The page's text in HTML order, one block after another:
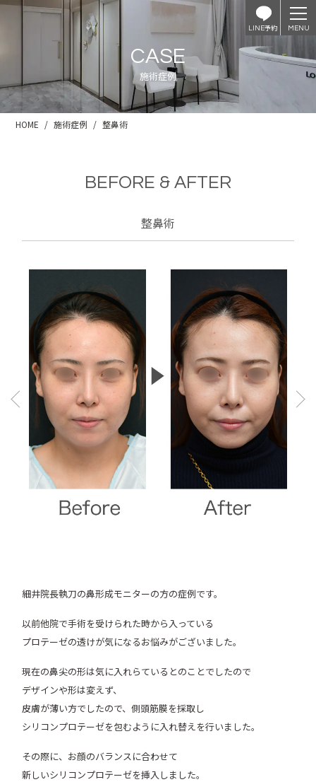
LINE予約
CASE
施術症例
HOME 施術症例 整鼻術
BEFORE & AFTER
整鼻術
Pre
vio
Ne
xt
細井院長執刀の鼻形成モニターの方の症例です。
以前他院で手術を受けられた時から入っている
プロテーゼの透けが気になるお悩みがございました。
現在の鼻尖の形は気に入れらているとのことでしたので
デザインや形は変えず、
皮膚が薄い方でしたので、側頭筋膜を採取し
シリコンプロテーゼを包むように入れ替えを行いました。
その際に、お顔のバランスに合わせて
新しいシリコンプロテーゼを挿入しました。